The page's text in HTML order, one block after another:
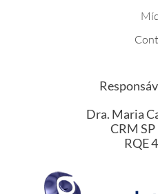
Dra. Maria
CRM
RQE